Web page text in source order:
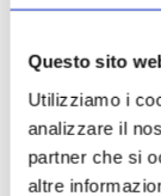
Questo sito
Utilizziamo i
analizzare il
partner che si
altre